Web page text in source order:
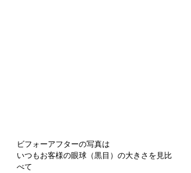
ビフォーアフターの写真は
いつもお客様の眼球（黒目）の大きさを見比
べて